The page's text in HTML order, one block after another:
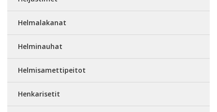
Helmalakanat
Helminauhat
Helmisamettipeitot
Henkarisetit